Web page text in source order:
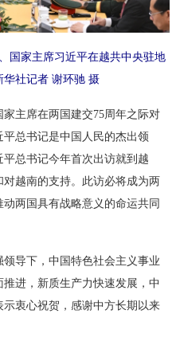
家主席习近平在越共中央驻地
华社记者 谢环驰 摄
主席在两国建交75周年之际对
总书记是中国人民的杰出领
总书记今年首次出访就到越
越南的支持。此访必将成为两
两国具有战略意义的命运共同
导下，中国特色社会主义事业
进，新质生产力快速发展，中
衷心祝贺，感谢中方长期以来